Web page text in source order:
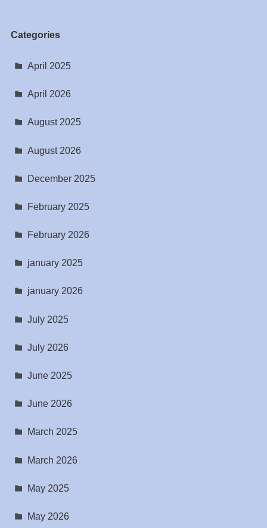
Categories
April 2025
April 2026
August 2025
August 2026
December 2025
February 2025
February 2026
january 2025
january 2026
July 2025
July 2026
June 2025
June 2026
March 2025
March 2026
May 2025
May 2026